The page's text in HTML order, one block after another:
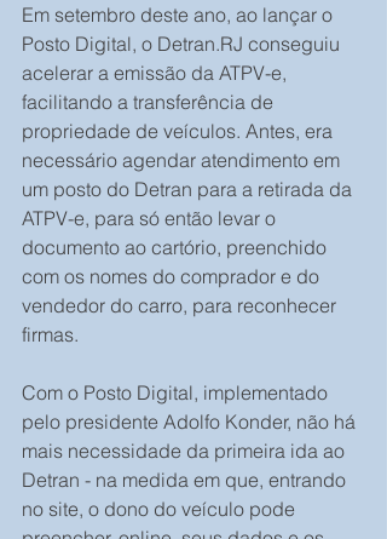
Em setembro deste ano, ao lançar o
Posto Digital, o Detran.RJ conseguiu
acelerar a emissão da ATPV-e,
facilitando a transferência de
propriedade de veículos. Antes, era
necessário agendar atendimento em
um posto do Detran para a retirada da
ATPV-e, para só então levar o
documento ao cartório, preenchido
com os nomes do comprador e do
vendedor do carro, para reconhecer
firmas.
Com o Posto Digital, implementado
pelo presidente Adolfo Konder, não há
mais necessidade da primeira ida ao
Detran - na medida em que, entrando
no site, o dono do veículo pode